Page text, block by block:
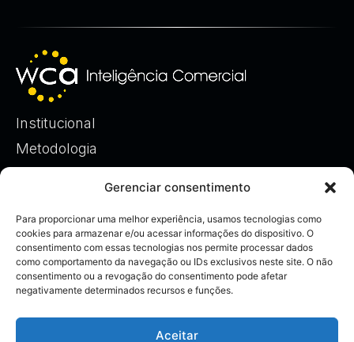
Gerenciar consentimento
Para proporcionar uma melhor experiência, usamos tecnologias como
cookies para armazenar e/ou acessar informações do dispositivo. O
consentimento com essas tecnologias nos permite processar dados
como comportamento da navegação ou IDs exclusivos neste site. O não
consentimento ou a revogação do consentimento pode afetar
negativamente determinados recursos e funções.
Aceitar
Institucional
Metodologia
Governança Comercial
Gestão de Eficiência & Decisão
Insights
Imprensa
Fale conosco
Diagnóstico